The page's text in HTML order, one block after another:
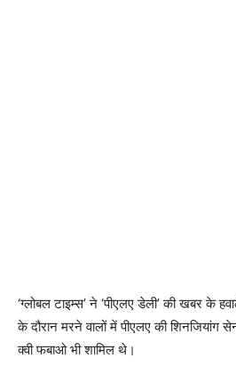
‘ग्लोबल टाइम्स’ ने ‘पीएलए डेली’ की खबर के
के दौरान मरने वालों में पीएलए की शिनजियांग
क्वी फबाओ भी शामिल थे।